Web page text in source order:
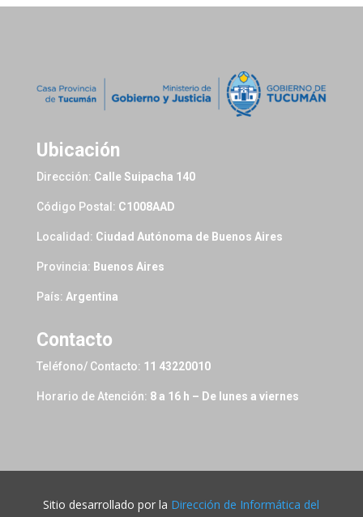
Ubicación
Dirección: Calle Suipacha 140
Código Postal: C1008AAD
Localidad: Ciudad Autónoma de Buenos Aires
Provincia: Buenos Aires
País: Argentina
Contacto
Teléfono/ Contacto: 11 43220010
Horario de Atención: 8 a 16 h – De lunes a viernes
Sitio desarrollado por la Dirección de Informática del